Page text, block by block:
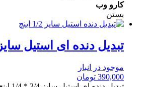
کارو وب
بستن
تبدیل دنده ای استیل سایز 3/4 * 1/4 اینچ
موجود در انبار
390,000 تومان